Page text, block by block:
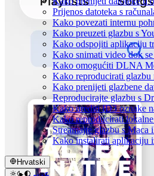
Prijenos datoteka s
Kako povezati internu
Kako preuzeti glazbu s
Kako odspojiti aplikaciju
Kako snimati video dok
Kako omogućiti DLNA
Kako reproducirati
Kako prenijeti glazbene
Reproducirajte glazbu s
Kako urediti ID3 oznake
Kako reproducirati
Streamajte glazbu s
Kako instalirati aplikaciju
Hrvatski
عربي